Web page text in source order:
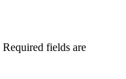
Required fields are